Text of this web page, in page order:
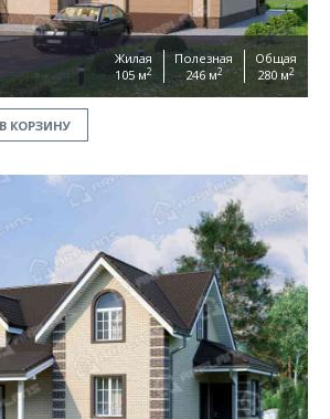
Жилая
105 м2
Полезная
246 м2
Общая
280 м2
В КОРЗИНУ